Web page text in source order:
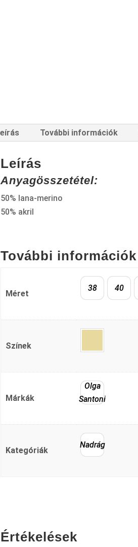
További információk
Leírás
Anyagösszetétel:
50% lana-merino
50% akril
További információk
Méret
38 40
Színek
Márkák
Olga
Santoni
Kategóriák
Nadrág
Értékelések